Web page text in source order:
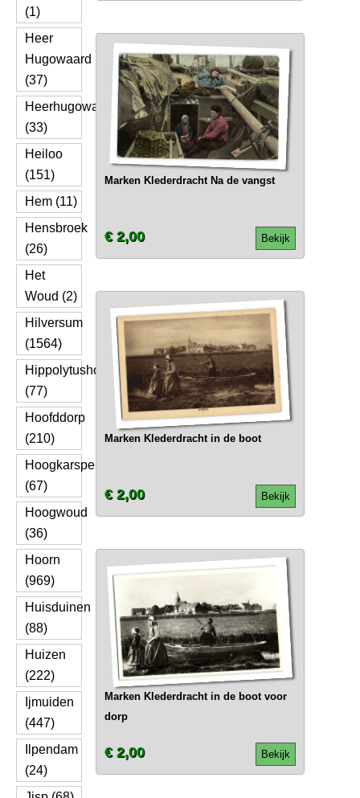
(1)
Heer
Hugowaard
(37)
Heerhugowaard
(33)
Heiloo
(151)
Hem (11)
Hensbroek
(26)
Het
Woud (2)
Hilversum
(1564)
Hippolytushoef
(77)
Hoofddorp
(210)
Hoogkarspel
(67)
Hoogwoud
(36)
Hoorn
(969)
Huisduinen
(88)
Huizen
(222)
Ijmuiden
(447)
Ilpendam
(24)
Marken Klederdracht Na de vangst
Bekijk
€ 2,00
Marken Klederdracht in de boot
Bekijk
€ 2,00
Marken Klederdracht in de boot voor
dorp
Bekijk
€ 2,00